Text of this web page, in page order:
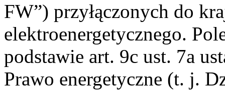
FW”) przyłączonych do
elektroenergetycznego.
podstawie art. 9c ust. 7a
Prawo energetyczne (t. j.